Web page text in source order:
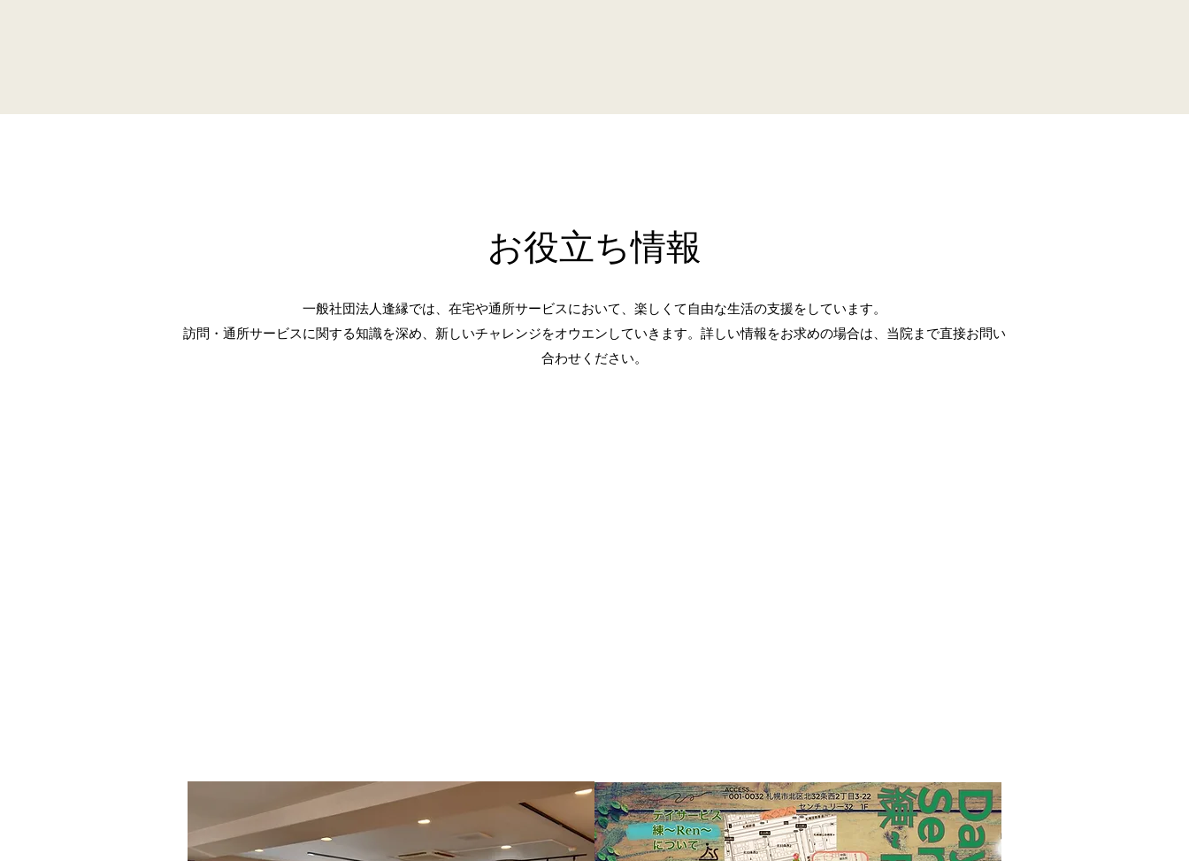
お役立ち情報
一般社団法人逢縁では、在宅や通所サービスにおいて、楽しくて自由な生活の支援をしています。
訪問・通所サービスに関する知識を深め、新しいチャレンジをオウエンしていきます。詳しい情報をお求めの場合は、当院まで直接お問い
合わせください。